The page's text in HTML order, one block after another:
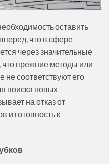
оставить
что в сфере
через значительные
прежние методы или
не соответствуют его
поиска новых
на отказ от
и готовность к